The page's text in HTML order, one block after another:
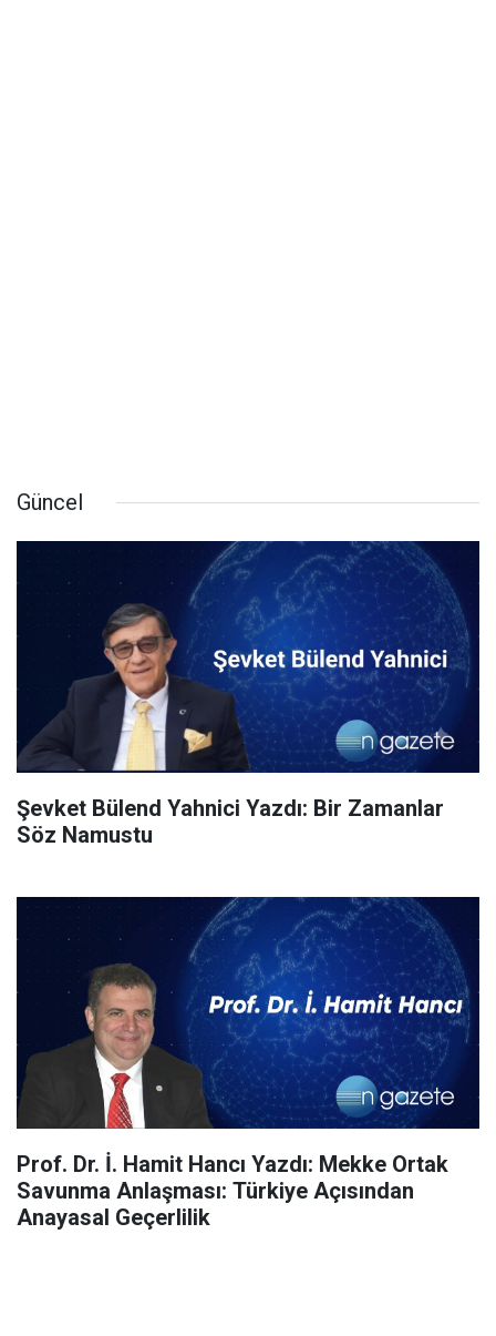
Güncel
Şevket Bülend Yahnici Yazdı: Bir Zamanlar
Söz Namustu
Prof. Dr. İ. Hamit Hancı Yazdı: Mekke Ortak
Savunma Anlaşması: Türkiye Açısından
Anayasal Geçerlilik